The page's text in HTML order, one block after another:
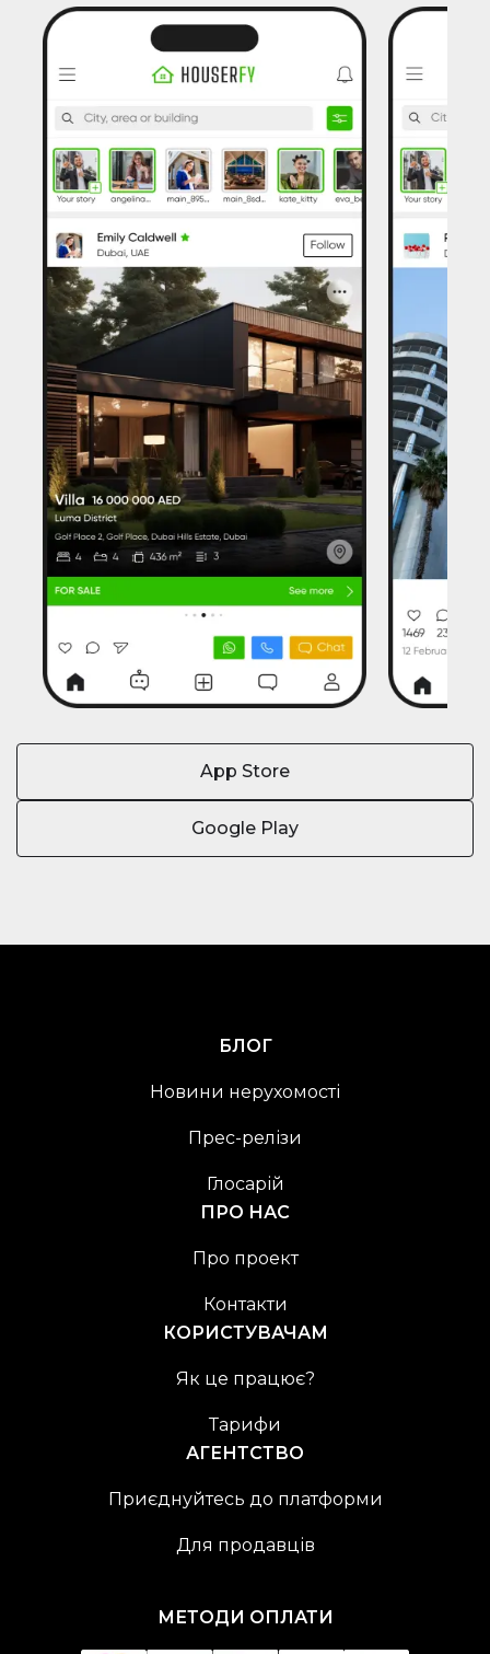
App Store
Google Play
БЛОГ
Новини нерухомості
Прес-релізи
Глосарій
ПРО НАС
Про проект
Контакти
КОРИСТУВАЧАМ
Як це працює?
Тарифи
АГЕНТСТВО
Приєднуйтесь до платформи
Для продавців
МЕТОДИ ОПЛАТИ